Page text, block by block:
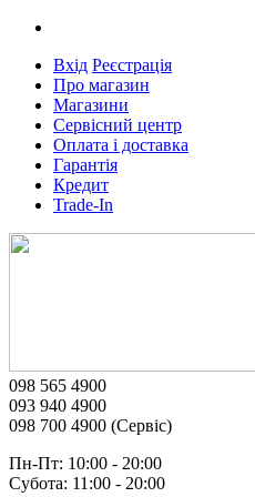
Вхід Реєстрація
Про магазин
Магазини
Сервісний центр
Оплата і доставка
Гарантія
Кредит
Trade-In
098 565 4900
093 940 4900
098 700 4900 (Сервіс)
Пн-Пт: 10:00 - 20:00
Субота: 11:00 - 20:00